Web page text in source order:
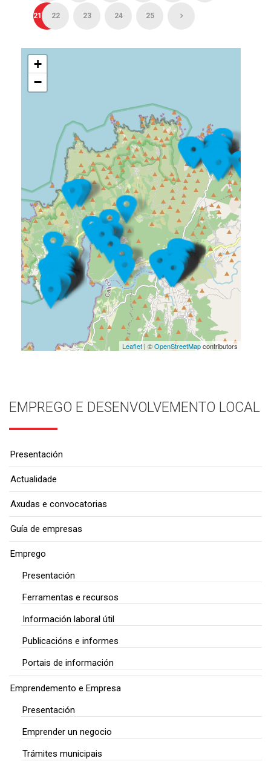
21 22 23 24 25
+
−
Leaflet| ©OpenStreetMapcontributors
EMPREGO E DESENVOLVEMENTO LOCAL
Presentación
Actualidade
Axudas e convocatorias
Guía de empresas
Emprego
Presentación
Ferramentas e recursos
Información laboral útil
Publicacións e informes
Portais de información
Emprendemento e Empresa
Presentación
Emprender un negocio
Trámites municipais